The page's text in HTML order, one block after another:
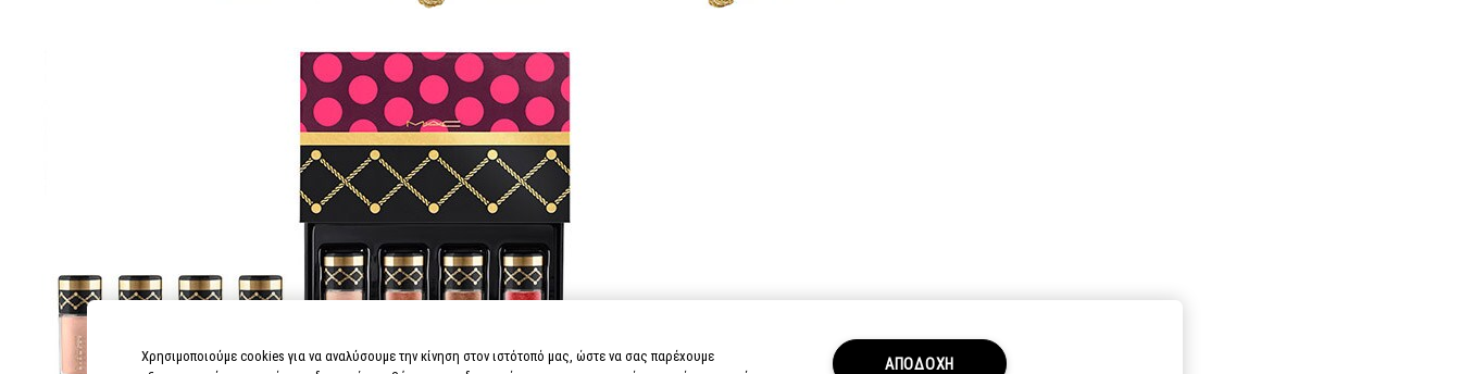
Χρησιμοποιούμε cookies για να αναλύσουμε την κίνηση στον ιστότοπό μας, ώστε να σας παρέχουμε
ΑΠΟΔΟΧΗ